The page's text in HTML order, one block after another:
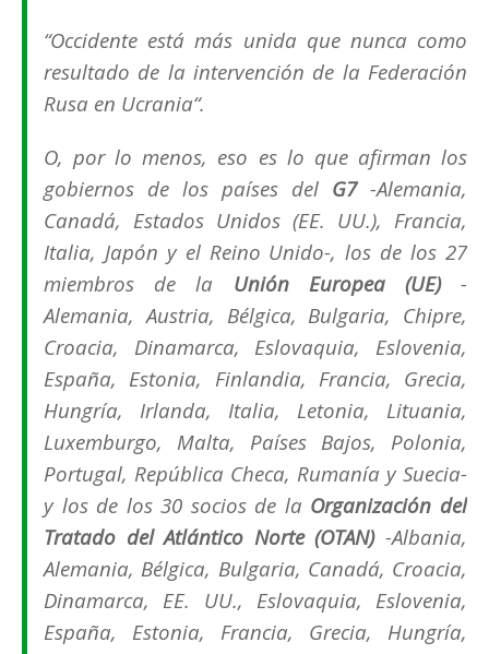
“Occidente está más unida que nunca como
resultado de la intervención de la Federación
Rusa en Ucrania“.
O, por lo menos, eso es lo que afirman los
gobiernos de los países del G7-Alemania,
Canadá, Estados Unidos (EE. UU.), Francia,
Italia, Japón y el Reino Unido-, los de los 27
miembros de la Unión Europea (UE)-
Alemania, Austria, Bélgica, Bulgaria, Chipre,
Croacia, Dinamarca, Eslovaquia, Eslovenia,
España, Estonia, Finlandia, Francia, Grecia,
Hungría, Irlanda, Italia, Letonia, Lituania,
Luxemburgo, Malta, Países Bajos, Polonia,
Portugal, República Checa, Rumanía y Suecia-
y los de los 30 socios de la Organización del
Tratado del Atlántico Norte (OTAN)-Albania,
Alemania, Bélgica, Bulgaria, Canadá, Croacia,
Dinamarca, EE. UU., Eslovaquia, Eslovenia,
España, Estonia, Francia, Grecia, Hungría,